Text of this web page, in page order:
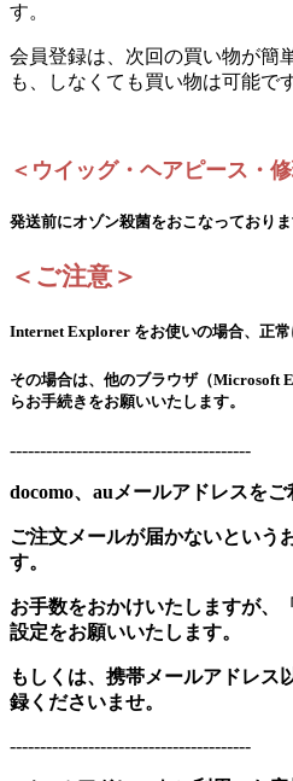
す。
会員登録は、次回の買い物が簡
も、しなくても買い物は可能で
＜ウイッグ・ヘアピース・
発送前にオゾン殺菌をおこなっており
＜ご注意＞
Internet Explorer をお使いの場合、正常
その場合は、他のブラウザ（Microsoft
らお手続きをお願いいたします。
----------------------------------------
docomo、auメールアドレスを
ご注文メールが届かないという
す。
お手数をおかけいたしますが、
設定をお願いいたします。
もしくは、携帯メールアドレス
録くださいませ。
----------------------------------------